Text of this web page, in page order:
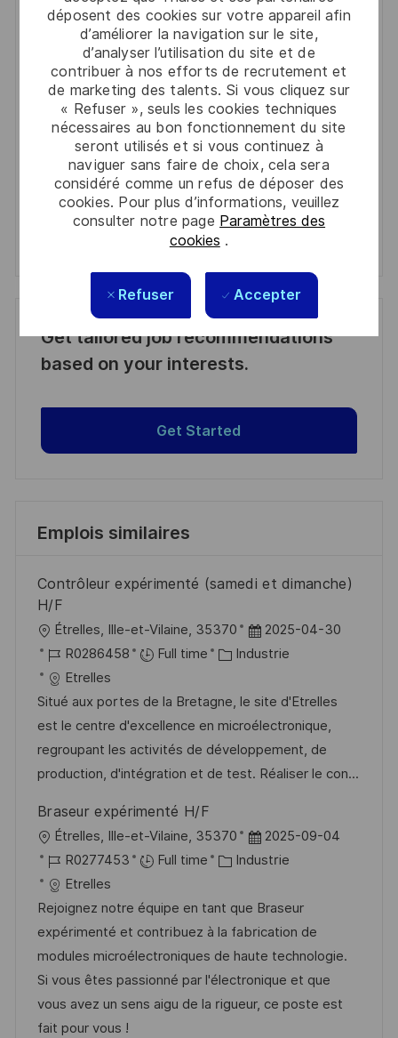
déposent des cookies sur votre appareil afin
d’améliorer la navigation sur le site,
d’analyser l’utilisation du site et de
contribuer à nos efforts de recrutement et
de marketing des talents. Si vous cliquez sur
« Refuser », seuls les cookies techniques
nécessaires au bon fonctionnement du site
seront utilisés et si vous continuez à
naviguer sans faire de choix, cela sera
considéré comme un refus de déposer des
cookies. Pour plus d’informations, veuillez
consulter notre page Paramètres des
cookies .
Refuser Accepter
address
(Required)
Required
Lire et accepter les conditions de traitement des
informations personnelles
Activer
Manage alerts
Get tailored job recommendations
based on your interests.
Get Started
Emplois similaires
Contrôleur expérimenté (samedi et dimanche)
H/F
o
c
a
l
i
s
t
Étrelles, Ille-et-Vilaine, 35370
D
a
e
d
’
a
i
c
a
g
e
2025-04-30
R
é
f
é
r
e
c
e
d
u
p
o
s
t
e
R0286458 Full time
C
t
é
g
o
e
Industrie
Etrelles
Situé aux portes de la Bretagne, le site d'Etrelles
est le centre d'excellence en microélectronique,
regroupant les activités de développement, de
production, d'intégration et de test. Réaliser le con...
Braseur expérimenté H/F
o
c
a
l
i
s
a
t
Étrelles, Ille-et-Vilaine, 35370
D
a
e
d
’
a
f
2025-09-04
R
é
f
é
r
e
n
c
R0277453 Full time
C
t
é
g
o
r
Industrie
Etrelles
Rejoignez notre équipe en tant que Braseur
expérimenté et contribuez à la fabrication de
modules microélectroniques de haute technologie.
Si vous êtes passionné par l'électronique et que
vous avez un sens aigu de la rigueur, ce poste est
fait pour vous !